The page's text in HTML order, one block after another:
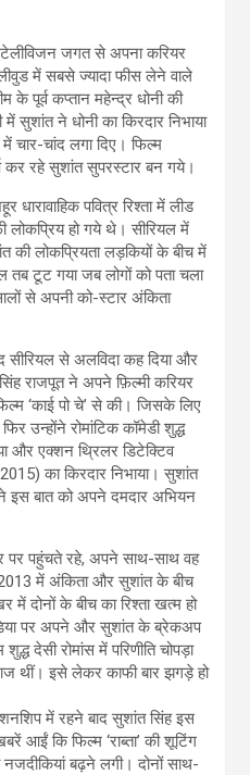
जगत से अपना करियर
में सबसे ज्यादा फीस लेने वाले
पूर्व कप्तान महेन्द्र धोनी की
सुशांत ने धोनी का किरदार निभाया
चार-चांद लगा दिए। फिल्म
रहे सुशांत सुपरस्टार बन गये।
पवित्र रिश्ता में लीड
हो गये थे। सीरियल में
की लोकप्रियता लड़कियों के बीच में
टूट गया जब लोगों को पता चला
से अपनी को-स्टार अंकिता
सीरियल से अलविदा कह दिया और
राजपूत ने अपने फ़िल्मी करियर
‘काई पो चे’ से की। जिसके लिए
उन्होंने रोमांटिक कॉमेडी शुद्ध
और एक्शन थ्रिलर डिटेक्टिव
का किरदार निभाया। सुशांत
इस बात को अपने दमदार अभियन
पहुंचते रहे, अपने साथ-साथ वह
में अंकिता और सुशांत के बीच
दोनों के बीच का रिश्ता खत्म हो
पर अपने और सुशांत के ब्रेकअप
देसी रोमांस में परिणीति चोपड़ा
थीं। इसे लेकर काफी बार झगड़े हो
में रहने बाद सुशांत सिंह इस
आईं कि फिल्म ‘राब्ता’ की शूटिंग
बढ़ने लगी। दोनों साथ-